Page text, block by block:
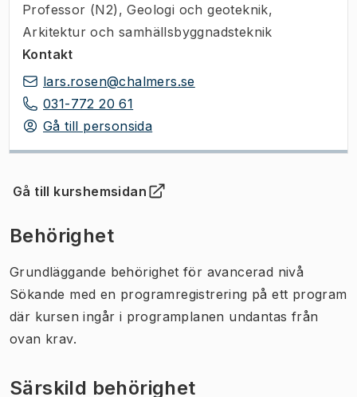
Professor (N2) , Geologi och geoteknik,
Arkitektur och samhällsbyggnadsteknik
Kontakt
lars.rosen@chalmers.se
031-772 20 61
Gå till personsida
Gå till kurshemsidan
(Öppnas i ny flik)
Behörighet
Grundläggande behörighet för avancerad nivå
Sökande med en programregistrering på ett program
där kursen ingår i programplanen undantas från
ovan krav.
Särskild behörighet